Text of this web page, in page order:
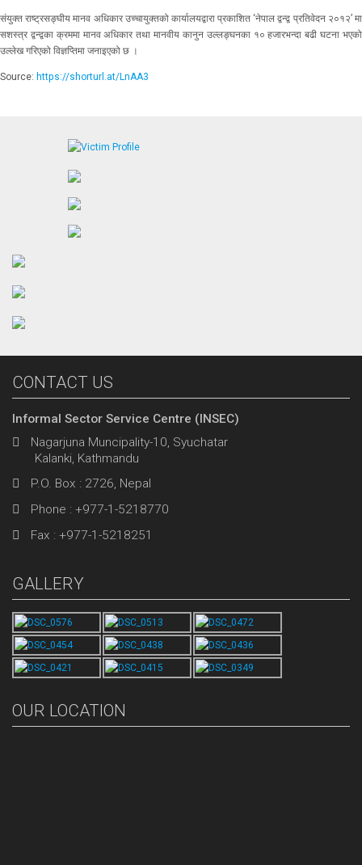
संयुक्त राष्ट्रसङ्घीय मानव अधिकार उच्चायुक्तको कार्यालयद्वारा प्रकाशित ‘नेपाल द्वन्द्व प्रतिवेदन २०१२’ मा
सशस्त्र द्वन्द्वका क्रममा मानव अधिकार तथा मानवीय कानुन उल्लङ्घनका १० हजारभन्दा बढी घटना भएको
उल्लेख गरिएको विज्ञप्तिमा जनाइएको छ ।
Source: https://shorturl.at/LnAA3
CONTACT US
Informal Sector Service Centre (INSEC)
Nagarjuna Muncipality-10, Syuchatar
Kalanki, Kathmandu
P.O. Box : 2726, Nepal
Phone : +977-1-5218770
Fax : +977-1-5218251
GALLERY
OUR LOCATION